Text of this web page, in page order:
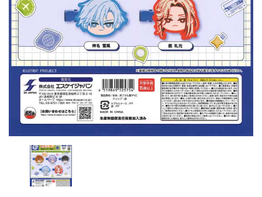
景品・玩具・文具
販促用カプセルトイ
よくあるご質問